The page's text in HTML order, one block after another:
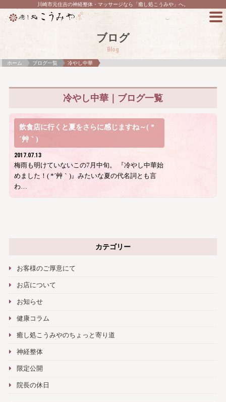
川崎市元住吉の神経整体・マッサージなら「癒し処こうみや」へ。
ブログ
Blog
ホーム ブログ一覧 冷やし中華
冷やし中華｜ブログ一覧
飲食店に行くと夏をさらに感じますね～( *
´艸｀)
2017.07.13
梅雨も明けていないこの7月中旬。 『冷やし中華始
めました！( *´艸｀)』みたいな夏の代名詞とも言
わ…
カテゴリー
お客様のご厚意にて
お店について
お知らせ
健康コラム
癒し処こうみやのちょっと寄り道
神経整体
限定公開
院長の休日